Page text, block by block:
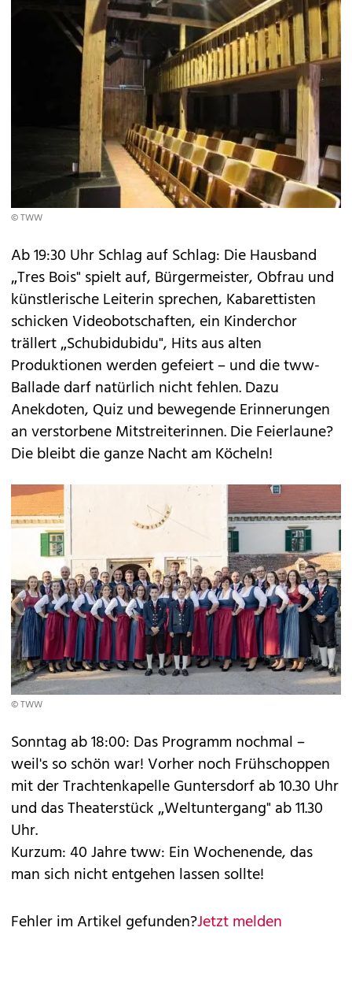
© TWW
Ab 19:30 Uhr Schlag auf Schlag: Die Hausband
„Tres Bois" spielt auf, Bürgermeister, Obfrau und
künstlerische Leiterin sprechen, Kabarettisten
schicken Videobotschaften, ein Kinderchor
trällert „Schubidubidu", Hits aus alten
Produktionen werden gefeiert – und die tww-
Ballade darf natürlich nicht fehlen. Dazu
Anekdoten, Quiz und bewegende Erinnerungen
an verstorbene Mitstreiterinnen. Die Feierlaune?
Die bleibt die ganze Nacht am Köcheln!
© TWW
Sonntag ab 18:00: Das Programm nochmal –
weil's so schön war! Vorher noch Frühschoppen
mit der Trachtenkapelle Guntersdorf ab 10.30 Uhr
und das Theaterstück „Weltuntergang" ab 11.30
Uhr.
Kurzum: 40 Jahre tww: Ein Wochenende, das
man sich nicht entgehen lassen sollte!
Fehler im Artikel gefunden?Jetzt melden